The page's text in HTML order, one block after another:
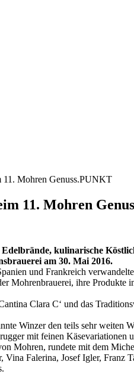
11. Mohren Genuss.PUNKT
11. Mohren
kulinarische
am 30. Mai 2016.
und Frankreich
Mohrenbrauerei, ihre
Clara C‘ und das
Winzer den teils sehr
mit feinen
Mohren, rundete mit dem
Vina Falerina, Josef Igler,